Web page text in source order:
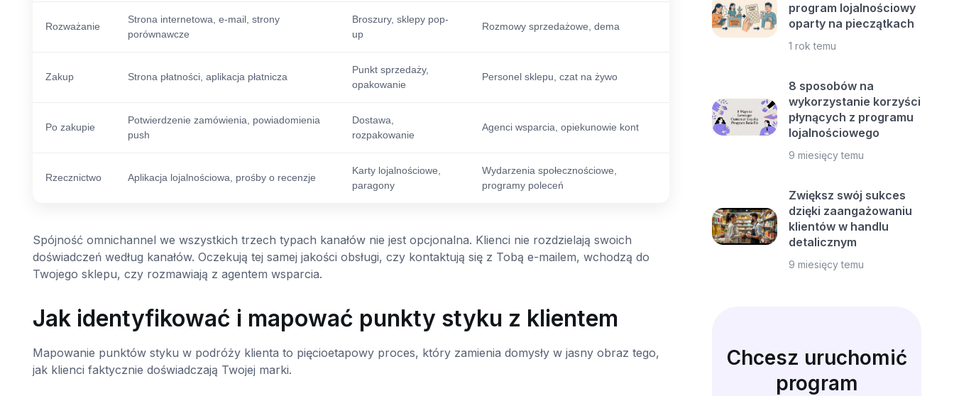
Rozważanie
Strona internetowa, e-mail, strony
porównawcze
Broszury, sklepy pop-
up
Rozmowy sprzedażowe, dema
Zakup Strona płatności, aplikacja płatnicza
Punkt sprzedaży,
opakowanie
Personel sklepu, czat na żywo
Po zakupie
Potwierdzenie zamówienia, powiadomienia
push
Dostawa,
rozpakowanie
Agenci wsparcia, opiekunowie kont
Rzecznictwo Aplikacja lojalnościowa, prośby o recenzje
Karty lojalnościowe,
paragony
Wydarzenia społecznościowe,
programy poleceń
Spójność omnichannel we wszystkich trzech typach kanałów nie jest opcjonalna. Klienci nie rozdzielają swoich
doświadczeń według kanałów. Oczekują tej samej jakości obsługi, czy kontaktują się z Tobą e-mailem, wchodzą do
Twojego sklepu, czy rozmawiają z agentem wsparcia.
Jak identyfikować i mapować punkty styku z klientem
Mapowanie punktów styku w podróży klienta to pięcioetapowy proces, który zamienia domysły w jasny obraz tego,
jak klienci faktycznie doświadczają Twojej marki.
program lojalnościowy
oparty na pieczątkach
1 rok temu
8 sposobów na
wykorzystanie korzyści
płynących z programu
lojalnościowego
9 miesięcy temu
Zwiększ swój sukces
dzięki zaangażowaniu
klientów w handlu
detalicznym
9 miesięcy temu
Chcesz uruchomić
program